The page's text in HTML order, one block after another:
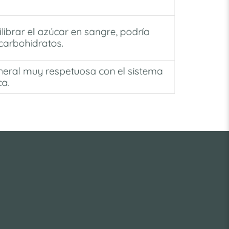
el azúcar en sangre, podría
muy respetuosa con el sistema